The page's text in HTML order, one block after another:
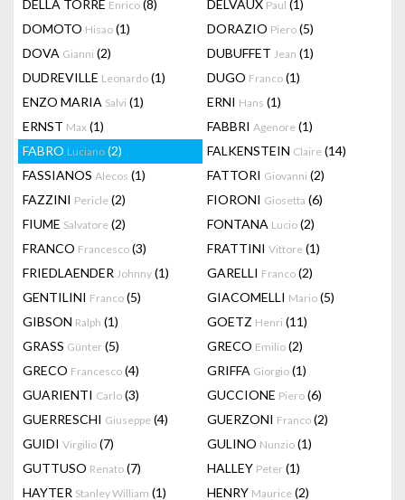
DELLA TORRE Enrico (8) DELVAUX Paul (1)
DOMOTO Hisao (1) DORAZIO Piero (5)
DOVA Gianni (2) DUBUFFET Jean (1)
DUDREVILLE Leonardo (1) DUGO Franco (1)
ENZO MARIA Salvi (1) ERNI Hans (1)
ERNST Max (1) FABBRI Agenore (1)
FABRO Luciano (2) FALKENSTEIN Claire (14)
FASSIANOS Alecos (1) FATTORI Giovanni (2)
FAZZINI Pericle (2) FIORONI Giosetta (6)
FIUME Salvatore (2) FONTANA Lucio (2)
FRANCO Francesco (3) FRATTINI Vittore (1)
FRIEDLAENDER Johnny (1) GARELLI Franco (2)
GENTILINI Franco (5) GIACOMELLI Mario (5)
GIBSON Ralph (1) GOETZ Henri (11)
GRASS Günter (5) GRECO Emilio (2)
GRECO Francesco (4) GRIFFA Giorgio (1)
GUARIENTI Carlo (3) GUCCIONE Piero (6)
GUERRESCHI Giuseppe (4) GUERZONI Franco (2)
GUIDI Virgilio (7) GULINO Nunzio (1)
GUTTUSO Renato (7) HALLEY Peter (1)
HAYTER Stanley William (1) HENRY Maurice (2)